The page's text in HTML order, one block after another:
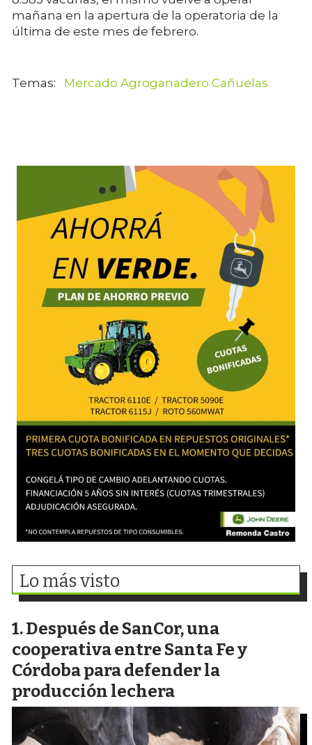
mañana en la apertura de la operatoria de la
última de este mes de febrero.
Mercado Agroganadero Cañuelas
Lo más visto
Después de SanCor, una
cooperativa entre Santa Fe y
Córdoba para defender la
producción lechera